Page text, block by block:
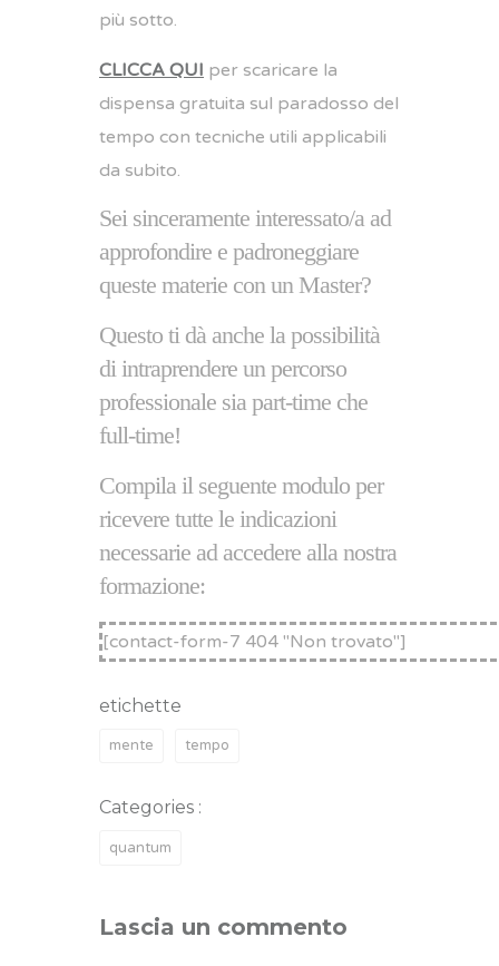
più sotto.
CLICCA QUI per scaricare la
dispensa gratuita sul paradosso del
tempo con tecniche utili applicabili
da subito.
Sei sinceramente interessato/a ad
approfondire e padroneggiare
queste materie con un Master?
Questo ti dà anche la possibilità
di intraprendere un percorso
professionale sia part-time che
full-time!
Compila il seguente modulo per
ricevere tutte le indicazioni
necessarie ad accedere alla nostra
formazione:
[contact-form-7 404 "Non trovato"]
etichette
mente tempo
Categories :
quantum
Lascia un commento